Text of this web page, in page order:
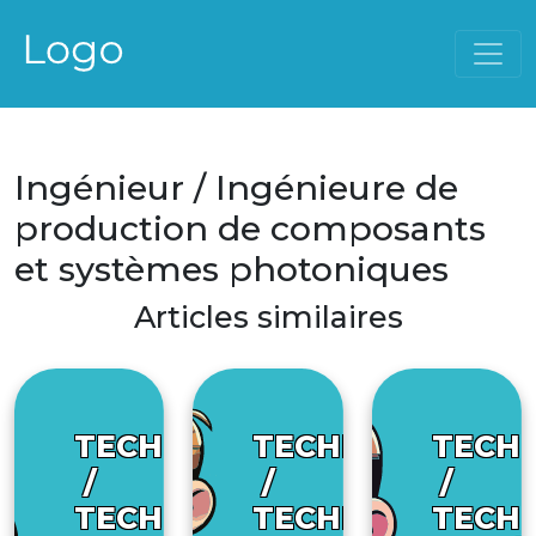
Ingénieur / Ingénieure de
production de composants
et systèmes photoniques
Articles similaires
TECHNICIEN
/
TECHNICIENNE
TECHNICIEN
/
TECHNICIENNE
/